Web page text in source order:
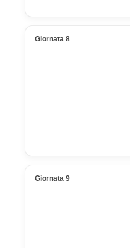
Giornata 8
Giornata 9